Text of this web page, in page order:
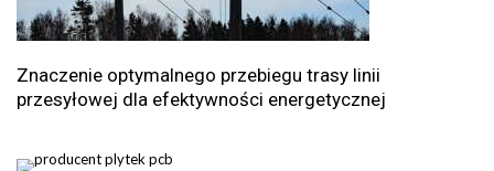
Znaczenie optymalnego przebiegu trasy linii
przesyłowej dla efektywności energetycznej